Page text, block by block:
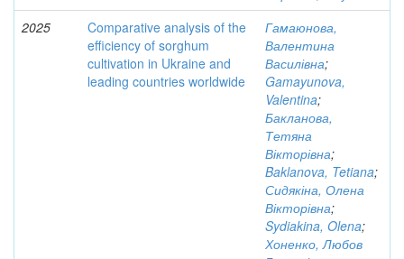
2025
Comparative analysis of the
efficiency of sorghum
cultivation in Ukraine and
leading countries worldwide
Гамаюнова,
Валентина
Василівна;
Gamayunova,
Valentina;
Бакланова,
Тетяна
Вікторівна;
Baklanova, Tetiana;
Сидякіна, Олена
Вікторівна;
Sydiakina, Olena;
Хоненко, Любов